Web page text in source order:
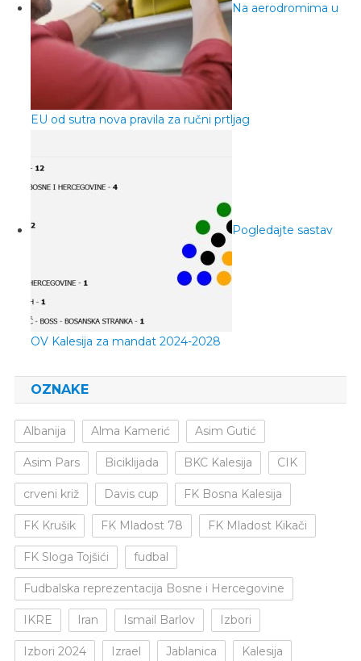
Na aerodromima u
EU od sutra nova pravila za ručni prtljag
Pogledajte sastav
OV Kalesija za mandat 2024-2028
OZNAKE
Albanija Alma Kamerić Asim Gutić
Asim Pars Biciklijada BKC Kalesija CIK
crveni križ Davis cup FK Bosna Kalesija
FK Krušik FK Mladost 78 FK Mladost Kikači
FK Sloga Tojšići fudbal
Fudbalska reprezentacija Bosne i Hercegovine
IKRE Iran Ismail Barlov Izbori
Izbori 2024 Izrael Jablanica Kalesija